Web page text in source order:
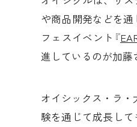
や商品開発などを
フェスイベント『
進しているのが加藤
オイシックス・ラ
験を通じて成長して